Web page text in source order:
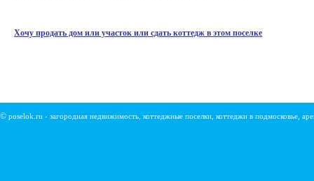
Хочу продать дом или участок или сдать коттедж в этом поселке
© poselok.ru - загородная недвижимость, коттеджные поселки, коттеджи в подмосковье,